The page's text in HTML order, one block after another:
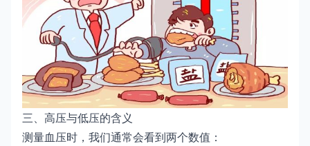
三、高压与低压的含义
测量血压时，我们通常会看到两个数值：